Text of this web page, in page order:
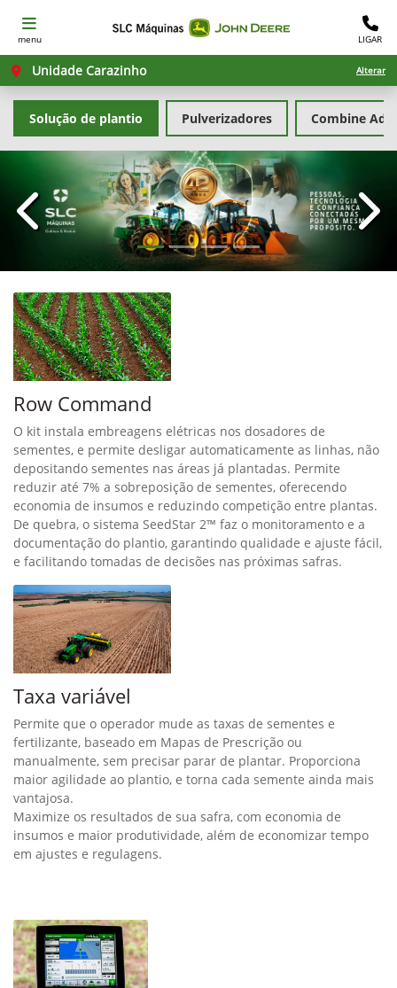
menu LIGAR
Unidade Carazinho Alterar
Solução de plantio Pulverizadores Combine
templates.template-
Row Command
O kit instala embreagens elétricas nos dosadores de
sementes, e permite desligar automaticamente as linhas, não
depositando sementes nas áreas já plantadas. Permite
reduzir até 7% a sobreposição de sementes, oferecendo
economia de insumos e reduzindo competição entre plantas.
De quebra, o sistema SeedStar 2™ faz o monitoramento e a
documentação do plantio, garantindo qualidade e ajuste fácil,
e facilitando tomadas de decisões nas próximas safras.
Taxa variável
Permite que o operador mude as taxas de sementes e
fertilizante, baseado em Mapas de Prescrição ou
manualmente, sem precisar parar de plantar. Proporciona
maior agilidade ao plantio, e torna cada semente ainda mais
vantajosa.
Maximize os resultados de sua safra, com economia de
insumos e maior produtividade, além de economizar tempo
em ajustes e regulagens.